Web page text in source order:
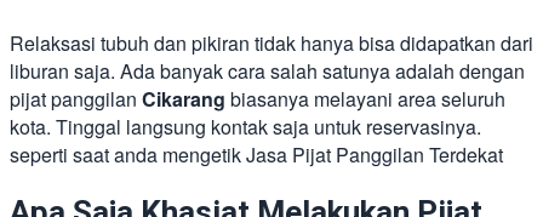
Relaksasi tubuh dan pikiran tidak hanya bisa didapatkan dari
liburan saja. Ada banyak cara salah satunya adalah dengan
pijat panggilan Cikarang biasanya melayani area seluruh
kota. Tinggal langsung kontak saja untuk reservasinya.
seperti saat anda mengetik Jasa Pijat Panggilan Terdekat